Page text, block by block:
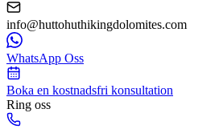
info@huttohuthikingdolomites.com
WhatsApp Oss
Boka en kostnadsfri konsultation
Ring oss